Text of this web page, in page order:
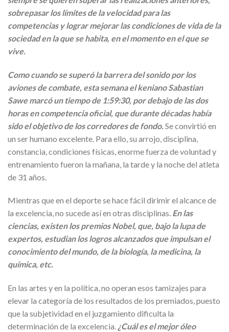
sobrepasar los límites de la velocidad para las
competencias y lograr mejorar las condiciones de vida de la
sociedad en la que se habita, en el momento en el que se
vive.
Como cuando se superó la barrera del sonido por los
aviones de combate, esta semana el keniano Sabastian
Sawe marcó un tiempo de 1:59:30, por debajo de las dos
horas en competencia oficial, que durante décadas había
sido el objetivo de los corredores de fondo. Se convirtió en
un ser humano excelente. Para ello, su arrojo, disciplina,
constancia, condiciones físicas, enorme fuerza de voluntad y
entrenamiento fueron la mañana, la tarde y la noche del atleta
de 31 años.
Mientras que en el deporte se hace fácil dirimir el alcance de
la excelencia, no sucede así en otras disciplinas. En las
ciencias, existen los premios Nobel, que, bajo la lupa de
expertos, estudian los logros alcanzados que impulsan el
conocimiento del mundo, de la biología, la medicina, la
química, etc.
En las artes y en la política, no operan esos tamizajes para
elevar la categoría de los resultados de los premiados, puesto
que la subjetividad en el juzgamiento dificulta la
determinación de la excelencia. ¿Cuál es el mejor óleo